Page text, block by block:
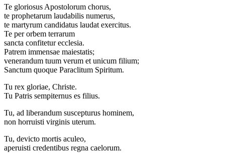
Te gloriosus Apostolorum chorus,
te prophetarum laudabilis numerus,
te martyrum candidatus laudat exercitus.
Te per orbem terrarum
sancta confitetur ecclesia.
Patrem immensae maiestatis;
venerandum tuum verum et unicum filium;
Sanctum quoque Paraclitum Spiritum.
Tu rex gloriae, Christe.
Tu Patris sempiternus es filius.
Tu, ad liberandum suscepturus hominem,
non horruisti virginis uterum.
Tu, devicto mortis aculeo,
aperuisti credentibus regna caelorum.